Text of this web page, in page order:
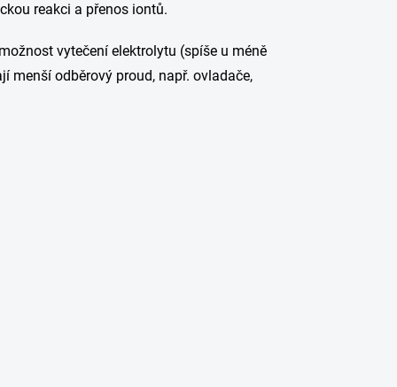
reakci a přenos iontů.
vytečení elektrolytu (spíše u méně
menší odběrový proud, např. ovladače,